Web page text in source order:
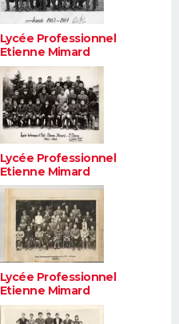
Lycée Professionnel
Etienne Mimard
Lycée Professionnel
Etienne Mimard
Lycée Professionnel
Etienne Mimard